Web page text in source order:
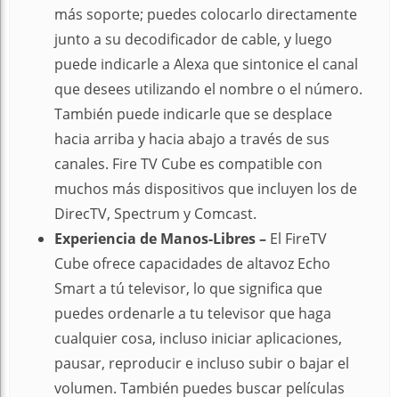
más soporte; puedes colocarlo directamente
junto a su decodificador de cable, y luego
puede indicarle a Alexa que sintonice el canal
que desees utilizando el nombre o el número.
También puede indicarle que se desplace
hacia arriba y hacia abajo a través de sus
canales. Fire TV Cube es compatible con
muchos más dispositivos que incluyen los de
DirecTV, Spectrum y Comcast.
Experiencia de Manos-Libres – El FireTV
Cube ofrece capacidades de altavoz Echo
Smart a tú televisor, lo que significa que
puedes ordenarle a tu televisor que haga
cualquier cosa, incluso iniciar aplicaciones,
pausar, reproducir e incluso subir o bajar el
volumen. También puedes buscar películas